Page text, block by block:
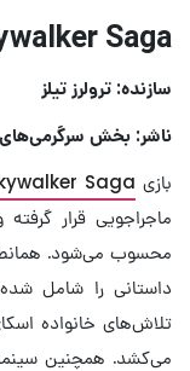
Saga
سازنده: ترولرز تیلز
ناشر: بخش سرگرمی‌های
بازی Saga
ماجراجویی قرار
محسوب می‌شود.
تلاش‌های خانواده
می‌کشد. همچنین